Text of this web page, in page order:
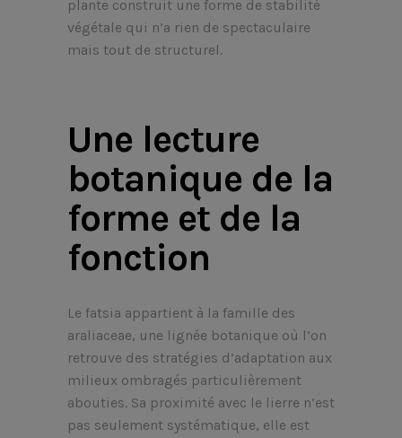
plante construit une forme de stabilité
végétale qui n’a rien de spectaculaire
mais tout de structurel.
Une lecture
botanique de la
forme et de la
fonction
Le fatsia appartient à la famille des
araliaceae, une lignée botanique où l’on
retrouve des stratégies d’adaptation aux
milieux ombragés particulièrement
abouties. Sa proximité avec le lierre n’est
pas seulement systématique, elle est